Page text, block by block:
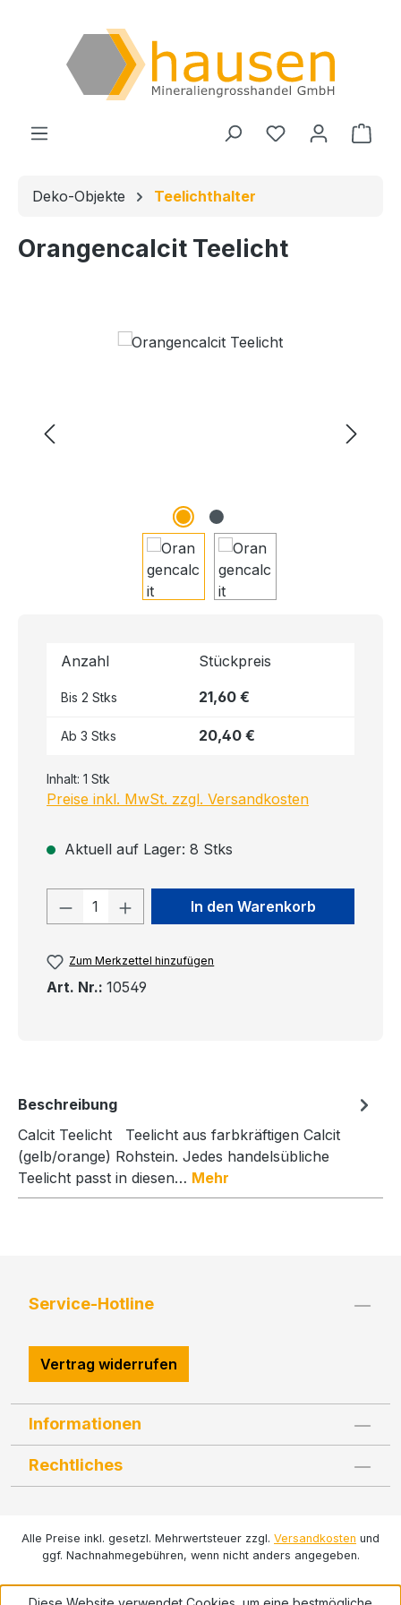
Du hast 0
Deko-Objekte Teelichthalter
Orangencalcit Teelicht
Bildergalerie überspringen
Anzahl Stückpreis
Bis 2 Stks 21,60 €
Ab 3 Stks 20,40 €
Inhalt: 1 Stk
Preise inkl. MwSt. zzgl. Versandkosten
Aktuell auf Lager: 8 Stks
Produkt Anzahl: Gib den
In den Warenkorb
Zum Merkzettel hinzufügen
Art. Nr.: 10549
Beschreibung
Calcit Teelicht Teelicht aus farbkräftigen Calcit
(gelb/orange) Rohstein. Jedes handelsübliche
Teelicht passt in diesen… Mehr
Service-Hotline
Vertrag widerrufen
Informationen
Rechtliches
Alle Preise inkl. gesetzl. Mehrwertsteuer zzgl. Versandkosten und
ggf. Nachnahmegebühren, wenn nicht anders angegeben.